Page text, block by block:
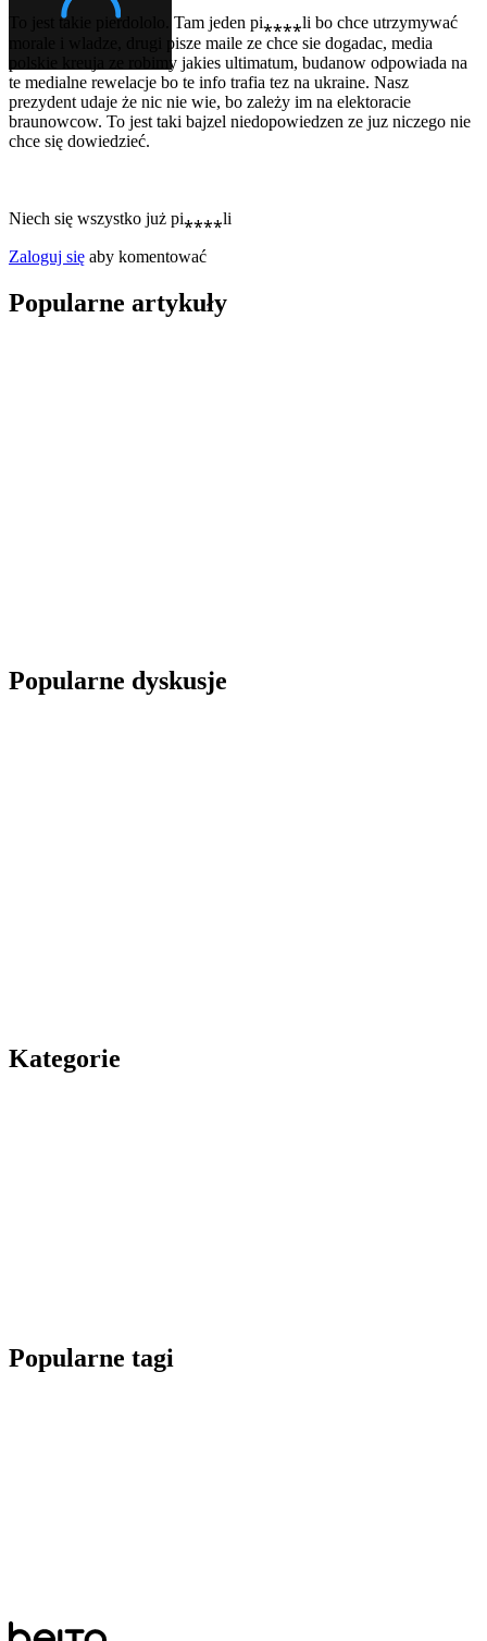
To jest takie pierdololo. Tam jeden pi⁎⁎⁎⁎li bo chce utrzymywać
morale i wladze, drugi pisze maile ze chce sie dogadac, media
polskie kreuja ze robimy jakies ultimatum, budanow odpowiada na
te medialne rewelacje bo te info trafia tez na ukraine. Nasz
prezydent udaje że nic nie wie, bo zależy im na elektoracie
braunowcow. To jest taki bajzel niedopowiedzen ze juz niczego nie
chce się dowiedzieć.
Niech się wszystko już pi⁎⁎⁎⁎li
Zaloguj się aby komentować
Popularne artykuły
Popularne dyskusje
Kategorie
Popularne tagi